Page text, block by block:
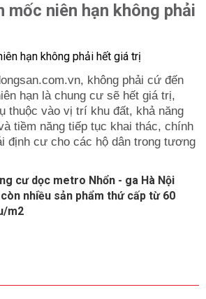
mốc niên hạn không phải
không phải cứ đến
hạn là chung cư sẽ hết giá trị,
thuộc vào vị trí khu đất, khả năng
tiềm năng tiếp tục khai thác, chính
định cư cho các hộ dân trong tương
cư dọc metro Nhổn - ga Hà Nội
nhiều sản phẩm thứ cấp từ 60
m2